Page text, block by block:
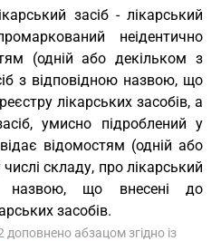
засіб - лікарський
неідентично
(одній або декільком з
з відповідною назвою, що
лікарських засобів, а
умисно підроблений у
відомостям (одній або
складу, про лікарський
назвою, що внесені до
засобів.
доповнено абзацом згідно із